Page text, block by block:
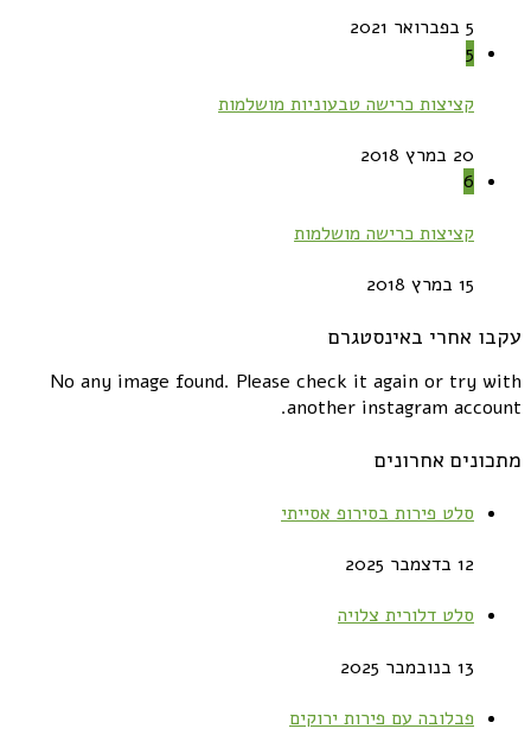
5 בפברואר 2021
5
קציצות כרישה טבעוניות מושלמות
20 במרץ 2018
6
קציצות כרישה מושלמות
15 במרץ 2018
עקבו אחרי באינסטגרם
No any image found. Please check it again or try with
another instagram account.
מתכונים אחרונים
סלט פירות בסירופ אסייתי
12 בדצמבר 2025
סלט דלורית צלויה
13 בנובמבר 2025
פבלובה עם פירות ירוקים